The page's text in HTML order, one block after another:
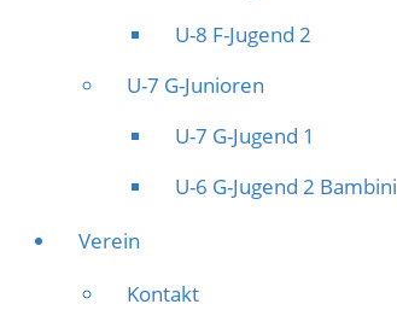
U-8 F-Jugend 2
U-7 G-Junioren
U-7 G-Jugend 1
U-6 G-Jugend 2 Bambini
Verein
Kontakt